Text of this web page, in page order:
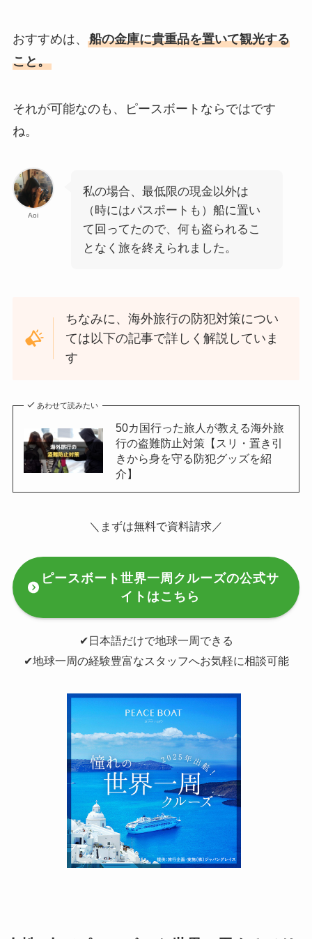
おすすめは、 船の金庫に貴重品を置いて観光する
こと。
それが可能なのも、ピースボートならではです
ね。
Aoi
私の場合、最低限の現金以外は
（時にはパスポートも）船に置い
て回ってたので、何も盗られるこ
となく旅を終えられました。
ちなみに、海外旅行の防犯対策につい
ては以下の記事で詳しく解説していま
す
あわせて読みたい
50カ国行った旅人が教える海外旅
行の盗難防止対策【スリ・置き引
きから身を守る防犯グッズを紹
介】
＼まずは無料で資料請求／
ピースボート世界一周クルーズの公式サ
イトはこちら
✔︎日本語だけで地球一周できる
✔︎地球一周の経験豊富なスタッフへお気軽に相談可能